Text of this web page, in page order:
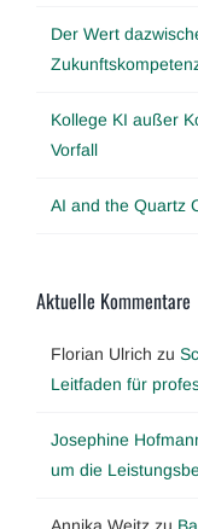
Der Wert
Kollege KI außer
Vorfall
AI and the Quartz
Aktuelle Kommentare
Florian Ulrich zu
Leitfaden für
Josephine
um die